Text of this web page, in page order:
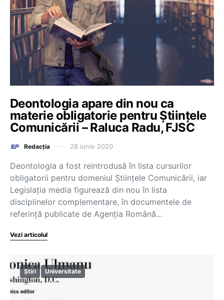
Deontologia apare din nou ca
materie obligatorie pentru Științele
Comunicării – Raluca Radu, FJSC
Redacția 28 iunie 2020
Deontologia a fost reintrodusă în lista cursurilor
obligatorii pentru domeniul Științele Comunicării, iar
Legislația media figurează din nou în lista
disciplinelor complementare, în documentele de
referință publicate de Agenția Română…
Vezi articolul
Știri Universitate